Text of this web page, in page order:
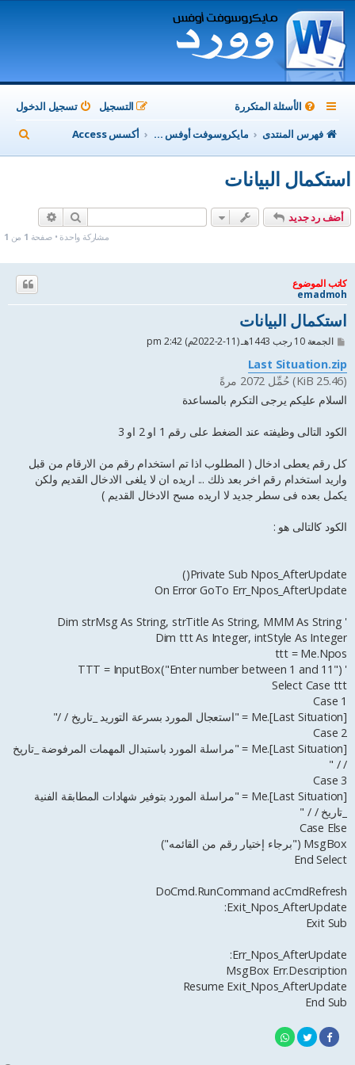
الأسئلة المتكررة تسجيل الدخول
التسجيل
فهرس المنتدى
مايكروسوفت أوفس Microsoft Office أكسس Access
ح
استكمال البيانات
أضف رد جديد بحث
مشاركة واحدة • صفحة 1 من 1
كاتب الموضوع
emadmoh
استكمال البيانات
م
ا
ر
ك
الجمعة 10 رجب 1443هـ (11-2-2022م) 2:42 pm
Last Situation.zip
(25.46 KiB) حُمِّل 2072 مرةً
السلام عليكم يرجى التكرم بالمساعدة
الكود التالى وظيفته عند الضغط على رقم 1 او 2 او 3
كل رقم يعطى ادخال ( المطلوب اذا تم استخدام رقم من الارقام من قبل
واريد استخدام رقم اخر بعد ذلك ... اريده ان لا يلغى الادخال القديم ولكن
يكمل بعده فى سطر جديد لا اريده مسح الادخال القديم )
الكود كالتالى هو :
Private Sub Npos_AfterUpdate()
On Error GoTo Err_Npos_AfterUpdate
' Dim strMsg As String, strTitle As String, MMM As String
Dim ttt As Integer, intStyle As Integer
ttt = Me.Npos
' TTT = InputBox("Enter number between 1 and 11")
Select Case ttt
Case 1
Me.[Last Situation] = "استعجال المورد بسرعة التوريد _تاريخ / /"
Case 2
Me.[Last Situation] = "مراسلة المورد باستبدال المهمات المرفوضة _تاريخ
/ / "
Case 3
Me.[Last Situation] = "مراسلة المورد بتوفير شهادات المطابقة الفنية
_تاريخ / / "
Case Else
MsgBox ("برجاء إختيار رقم من القائمه")
End Select
DoCmd.RunCommand acCmdRefresh
Exit_Npos_AfterUpdate:
Exit Sub
Err_Npos_AfterUpdate:
MsgBox Err.Description
Resume Exit_Npos_AfterUpdate
End Sub